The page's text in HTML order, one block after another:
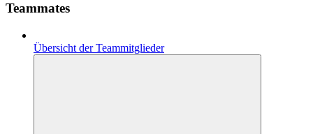
Teammates
Übersicht der Teammitglieder